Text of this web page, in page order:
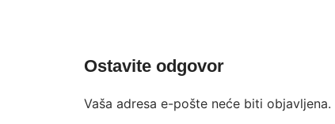
Ostavite odgovor
Vaša adresa e-pošte neće biti objavljena.